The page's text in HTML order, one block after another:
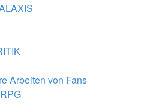
Arbeiten von Fans